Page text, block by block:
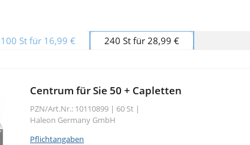
100 St für 16,99 € 240 St für 28,99 €
Centrum für Sie 50 + Capletten
PZN/Art.Nr.: 10110899 | 60 St |
Haleon Germany GmbH
Pflichtangaben